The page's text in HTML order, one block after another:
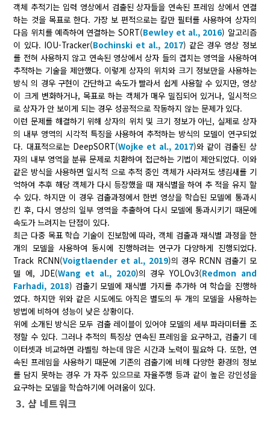
객체 추적기는 입력 영상에서 검출된 상자들을 연속된 프레임 상에서 연결
하는 것을 목표로 한다. 가장 보 편적으로는 칼만 필터를 사용하여 상자의
다음 위치를 예측하여 연결하는 SORT(Bewley et al., 2016) 알고리즘
이 있다. IOU-Tracker(Bochinski et al., 2017) 같은 경우 영상 정보
를 전혀 사용하지 않고 연속된 영상에서 상자 들의 겹치는 영역을 사용하여
추적하는 기술을 제안했다. 이렇게 상자의 위치와 크기 정보만을 사용하는
방식 의 경우 구현이 간단하고 속도가 빨라서 쉽게 사용할 수 있지만, 영상
이 크게 변화하거나, 목표로 하는 객체가 매우 밀집되어 있거나, 일시적으
로 상자가 안 보이게 되는 경우 성공적으로 작동하지 않는 문제가 있다.
이런 문제를 해결하기 위해 상자의 위치 및 크기 정보가 아닌, 실제로 상자
의 내부 영역의 시각적 특징을 사용하여 추적하는 방식의 모델이 연구되었
다. 대표적으로는 DeepSORT(Wojke et al., 2017)와 같이 검출된 상
자의 내부 영역을 분류 문제로 치환하여 접근하는 기법이 제안되었다. 이와
같은 방식을 사용하면 일시적 으로 추적 중인 객체가 사라져도 생김새를 기
억하여 추후 해당 객체가 다시 등장했을 때 재식별을 하여 추 적을 유지 할
수 있다. 하지만 이 경우 검출과정에서 한번 영상을 학습된 모델에 통과시
킨 후, 다시 영상의 일부 영역을 추출하여 다시 모델에 통과시키기 때문에
속도가 느려지는 단점이 있다.
최근 다중 목표 학습 기술이 진보함에 따라, 객체 검출과 재식별 과정을 한
개의 모델을 사용하여 동시에 진행하려는 연구가 다양하게 진행되었다.
Track RCNN(Voigtlaender et al., 2019)의 경우 RCNN 검출기 모
델 에, JDE(Wang et al., 2020)의 경우 YOLOv3(Redmon and
Farhadi, 2018) 검출기 모델에 재식별 가지를 추가하 여 학습을 진행하
였다. 하지만 위와 같은 시도에도 아직은 별도의 두 개의 모델을 사용하는
방법에 비하여 성능이 낮은 상황이다.
위에 소개된 방식은 모두 검출 레이블이 있어야 모델의 세부 파라미터를 조
정할 수 있다. 그러나 추적의 특징상 연속된 프레임을 요구하고, 검출기 데
이터셋과 비교하면 라벨링 하는데 많은 시간과 노력이 필요하 다. 또한, 연
속된 프레임을 사용하기 때문에 기존의 검출기에 비해 다양한 환경의 정보
를 담지 못하는 경우 가 자주 있으므로 자율주행 등과 같이 높은 강인성을
요구하는 모델을 학습하기에 어려움이 있다.
3. 샴 네트워크